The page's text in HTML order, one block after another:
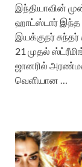
இந்தியாவின்
ஹாட்ஸ்டார் இந்த
இயக்குநர்
21 முதல்
ஜானரில்
வெளியான …